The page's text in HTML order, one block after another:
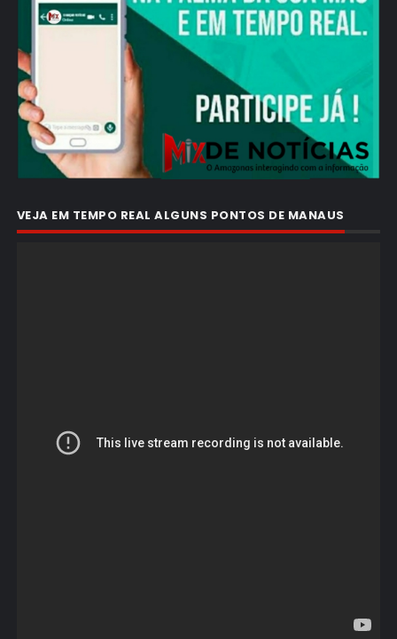
VEJA EM TEMPO REAL ALGUNS PONTOS DE MANAUS